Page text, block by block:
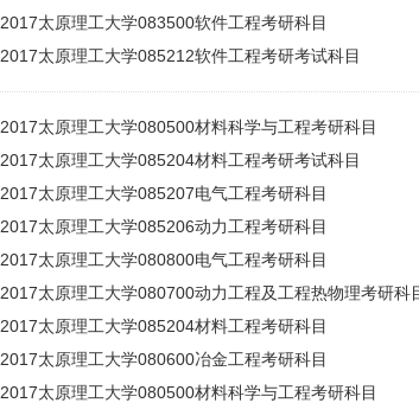
2017太原理工大学083500软件工程考研科目
2017太原理工大学085212软件工程考研考试科目
2017太原理工大学080500材料科学与工程考研科目
2017太原理工大学085204材料工程考研考试科目
2017太原理工大学085207电气工程考研科目
2017太原理工大学085206动力工程考研科目
2017太原理工大学080800电气工程考研科目
2017太原理工大学080700动力工程及工程热物理考研科
2017太原理工大学085204材料工程考研科目
2017太原理工大学080600冶金工程考研科目
2017太原理工大学080500材料科学与工程考研科目